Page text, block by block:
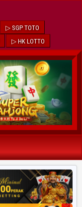
▷ SGP TOTO
▷ HK LOTTO